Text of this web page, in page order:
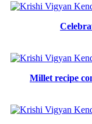
Millet recipe